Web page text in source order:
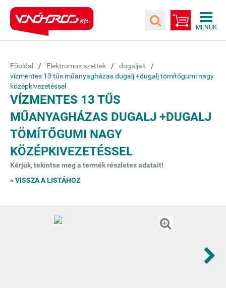
Főoldal Elektromos szettek
dugaljak
vízmentes 13 tűs műanyagházas dugalj +dugalj tömítőgumi nagy
középkivezetéssel
VÍZMENTES 13 TŰS
MŰANYAGHÁZAS DUGALJ +DUGALJ
TÖMÍTŐGUMI NAGY
KÖZÉPKIVEZETÉSSEL
Kérjük, tekintse meg a termék részletes adatait!
« VISSZA A LISTÁHOZ